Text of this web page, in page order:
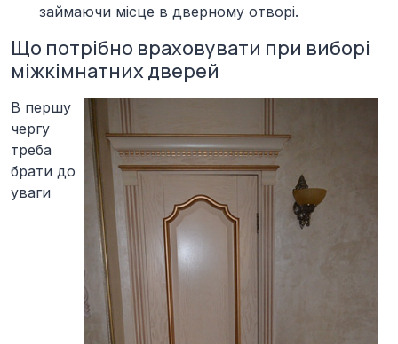
займаючи місце в дверному отворі.
Що потрібно враховувати при виборі
міжкімнатних дверей
В першу
чергу
треба
брати до
уваги